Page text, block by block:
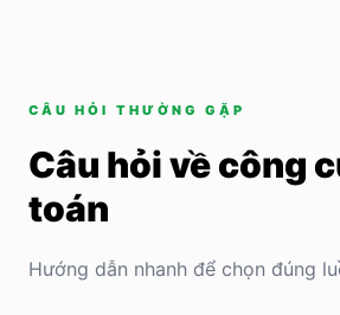
CÂU HỎI THƯỜNG GẶP
Câu hỏi về công
toán
Hướng dẫn nhanh để chọn đúng